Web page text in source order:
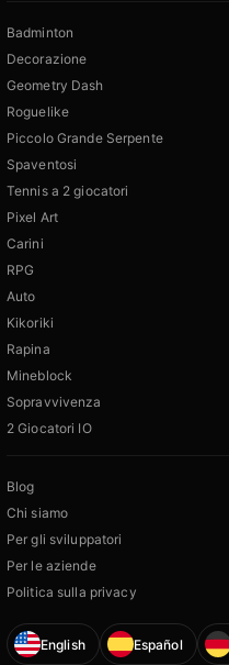
Badminton
Decorazione
Geometry Dash
Roguelike
Piccolo Grande Serpente
Spaventosi
Tennis a 2 giocatori
Pixel Art
Carini
RPG
Auto
Kikoriki
Rapina
Mineblock
Sopravvivenza
2 Giocatori IO
Blog
Chi siamo
Per gli sviluppatori
Per le aziende
Politica sulla privacy
English Español